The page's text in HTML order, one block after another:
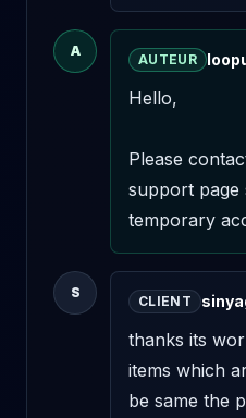
A
AUTEUR
Hello,
Please
support page
temporary
S
CLIENT
thanks its
items which
be same the